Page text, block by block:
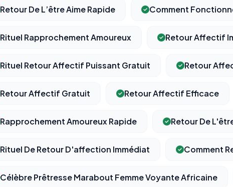
Retour De L’être Aime Rapide Comment
Rituel Rapprochement Amoureux Retour Affectif
Rituel Retour Affectif Puissant Gratuit Retour
Retour Affectif Gratuit Retour Affectif Efficace
Rapprochement Amoureux Rapide Retour De
Rituel De Retour D'affection Immédiat Comment
Célèbre Prêtresse Marabout Femme Voyante Africaine